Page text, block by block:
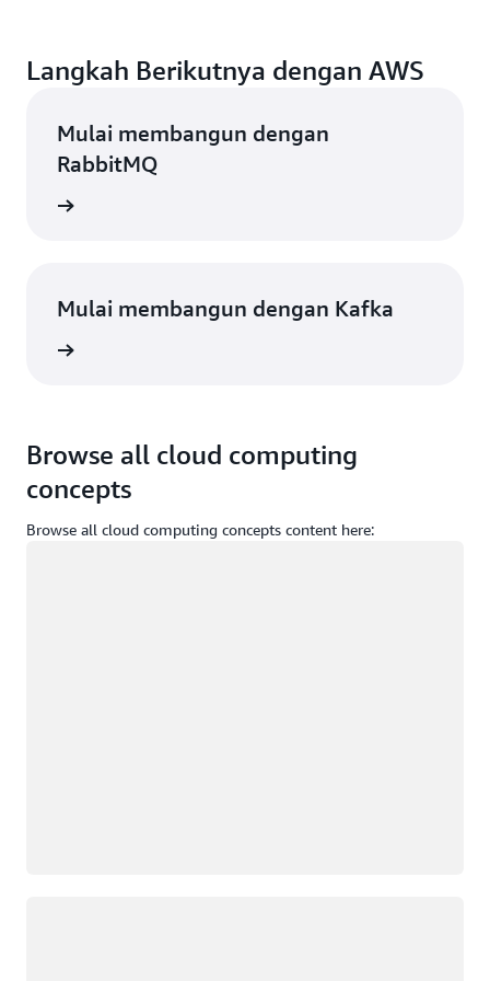
Langkah Berikutnya dengan AWS
Mulai membangun dengan
RabbitMQ
Mulai membangun dengan Kafka
Browse all cloud computing
concepts
Browse all cloud computing concepts content here: